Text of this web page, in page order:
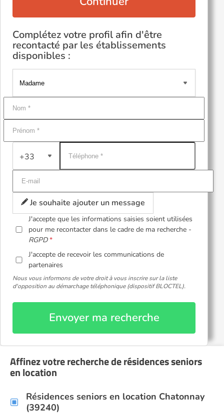
Complétez votre profil afin d'être
recontacté par les établissements
disponibles :
+33
Je souhaite ajouter un message
J'accepte que les informations saisies soient utilisées
pour me recontacter dans le cadre de ma recherche -
RGPD
J'accepte de recevoir les communications de
partenaires
Nous vous informons de votre droit à vous inscrire sur la liste
d'opposition au démarchage téléphonique (dispositif BLOCTEL).
Envoyer ma recherche
Affinez votre recherche de résidences seniors
en location
Résidences seniors en location Chatonnay
(39240)